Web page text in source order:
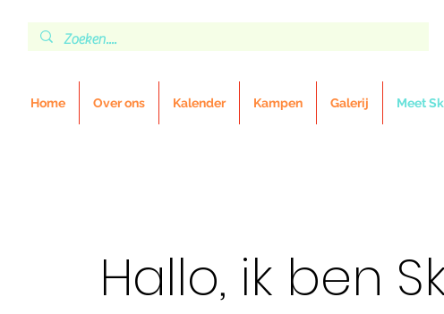
Home Over ons Kalender Kampen Galerij Meet
Hallo, ik ben